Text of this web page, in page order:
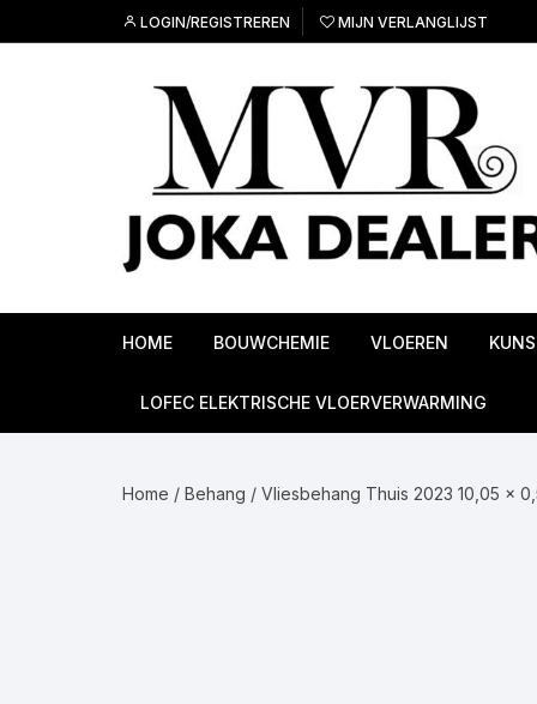
naar
LOGIN/REGISTREREN MIJN VERLANGLIJST
HOME BOUWCHEMIE VLOEREN
Ondervloeren
LOFEC ELEKTRISCHE VLOERVERWARMING
Home / Behang / Vliesbehang Thuis 2023 10,05 x